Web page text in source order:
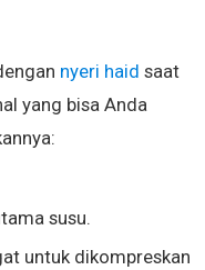
nyeri haid saat
yang bisa Anda
susu.
untuk dikompreskan